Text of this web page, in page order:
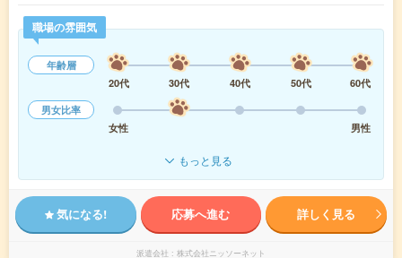
職場の雰囲気
年齢層
20代
30代 40代 50代
60代
男女比率
女性
男性
もっと見る
気になる! 応募へ進む 詳しく見る
派遣会社 株式会社ニッソーネット